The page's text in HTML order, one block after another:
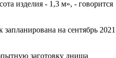
изделия - 1,3 м», - говорится
на сентябрь 2021
заготовку днища